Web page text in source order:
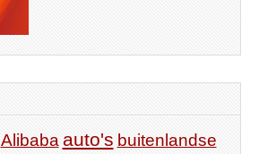
Alibaba auto's buitenlandse